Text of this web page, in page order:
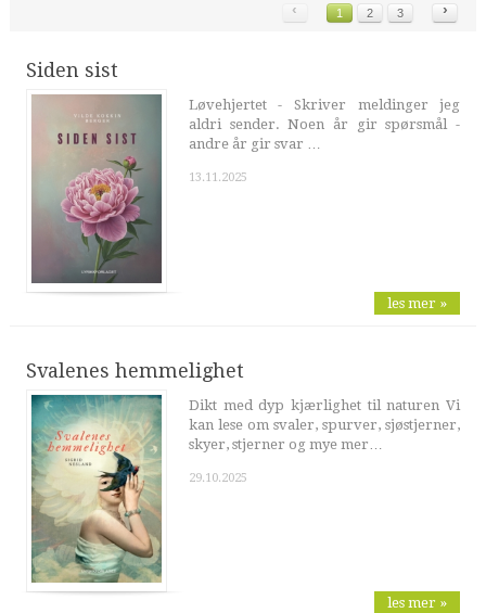
‹ 1 2 3 ›
Siden sist
Løvehjertet - Skriver meldinger jeg
aldri sender. Noen år gir spørsmål -
andre år gir svar …
13.11.2025
les mer »
Svalenes hemmelighet
Dikt med dyp kjærlighet til naturen Vi
kan lese om svaler, spurver, sjøstjerner,
skyer, stjerner og mye mer…
29.10.2025
les mer »